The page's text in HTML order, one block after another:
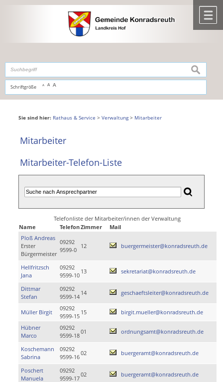
,zur Navigationoderzur Startseitespringen.
Schriftgröße A A A
suchen
Sie sind hier: Rathaus & Service > Verwaltung> Mitarbeiter
Mitarbeiter
Mitarbeiter-Telefon-Liste
Telefonliste der Mitarbeiter/innen der Verwaltung
Name
TelefonZimmer
Mail
Ploß Andreas
Erster
Bürgermeister
09292
9599-0
12 buergermeister@konradsreuth.de
Hellfritzsch
Jana
09292
9599-10
13 sekretariat@konradsreuth.de
Dittmar
Stefan
09292
9599-14
14 geschaeftsleiter@konradsreuth.de
Müller Birgit
09292
9599-15
15 birgit.mueller@konradsreuth.de
Hübner
Marco
09292
9599-18
01 ordnungsamt@konradsreuth.de
Koschemann
Sabrina
09292
9599-16
02 buergeramt@konradsreuth.de
Poschert
Manuela
09292
9599-17
02 buergeramt@konradsreuth.de